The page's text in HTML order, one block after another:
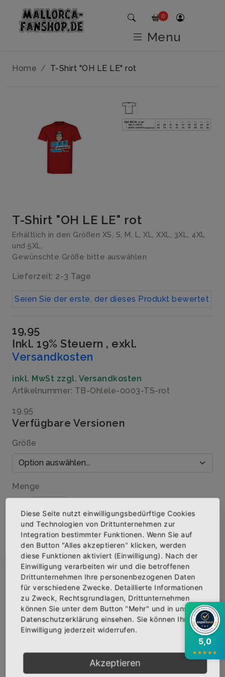
Home T-Shirt "OH LE LE" rot
T-Shirt "OH LE LE" rot
Erhältlich in den Größen XS, S, M, L, XL, XXL, 3XL, 4XL
und 5XL.
Gewünschte Größe bitte auswählen
Lieferzeit: 2-3 Tage
Seien Sie der erste, der dieses Produkt bewertet
19,95
Inkl. 19% Steuern , exkl.
Versandkosten
inkl. MwSt zzgl. Versandkosten
Artikelnummer: TB-Ohlele-0003-TS-rot
19,95
Verfügbare Versionen
Größe
Menge
IN DEN WARENKORB
AUF DIE WUNSCHLISTE
BESCHREIBUNG INFOS BEWERTUNGEN
Über den Artikel
Qualitäts-T-Shirt mit hochwertigem Siebdruck
Abonniere jetzt unseren Newsletter
Bekomme die aktuellsten News über neue
Produkte und zudem einen 10% Gutschein für
deine nächste Bestellung.
0
Menu
Diese Seite nutzt einwilligungsbedürftige Cookies
und Technologien von Drittunternehmen zur
Integration bestimmter Funktionen. Wenn Sie auf
den Button "Alles akzeptieren" klicken, werden
diese Funktionen aktiviert (Einwilligung). Nach der
Einwilligung verarbeiten wir und die betroffenen
Drittunternehmen Ihre personenbezogenen Daten
für verschiedene Zwecke. Detaillierte Informationen
zu Zweck, Rechtsgrundlagen, Drittunternehmen
können Sie unter dem Button "Mehr" und in unserer
Datenschutzerklärung einsehen. Sie können Ihre
Einwilligung jederzeit widerrufen.
Akzeptieren
5,0
★★★★★